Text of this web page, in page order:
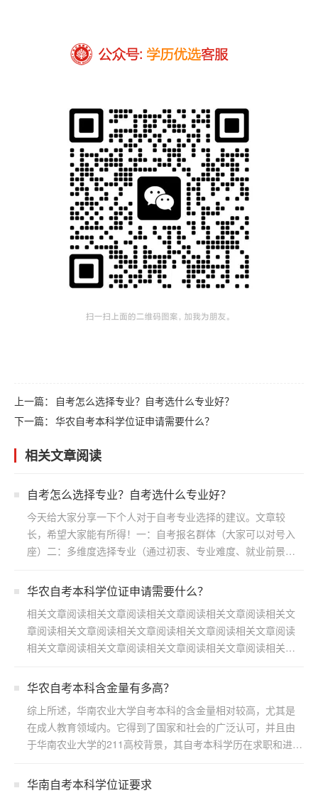
上一篇：
自考怎么选择专业？自考选什么专业好？
下一篇： 华农自考本科学位证申请需要什么？
相关文章阅读
自考怎么选择专业？自考选什么专业好？
今天给大家分享一下个人对于自考专业选择的建议。文章较
长，希望大家能有所得！一：自考报名群体（大家可以对号入
座）二：多维度选择专业（通过初衷、专业难度、就业前景方
华农自考本科学位证申请需要什么？
相关文章阅读相关文章阅读相关文章阅读相关文章阅读相关文
章阅读相关文章阅读相关文章阅读相关文章阅读相关文章阅读
相关文章阅读相关文章阅读相关文章阅读相关文章阅读相关文
华农自考本科含金量有多高？
综上所述，华南农业大学自考本科的含金量相对较高，尤其是
在成人教育领域内。它得到了国家和社会的广泛认可，并且由
于华南农业大学的211高校背景，其自考本科学历在求职和进一
华南自考本科学位证要求